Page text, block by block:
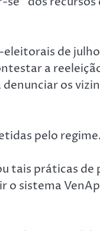
de
a
os
pelo
tais práticas de
o sistema